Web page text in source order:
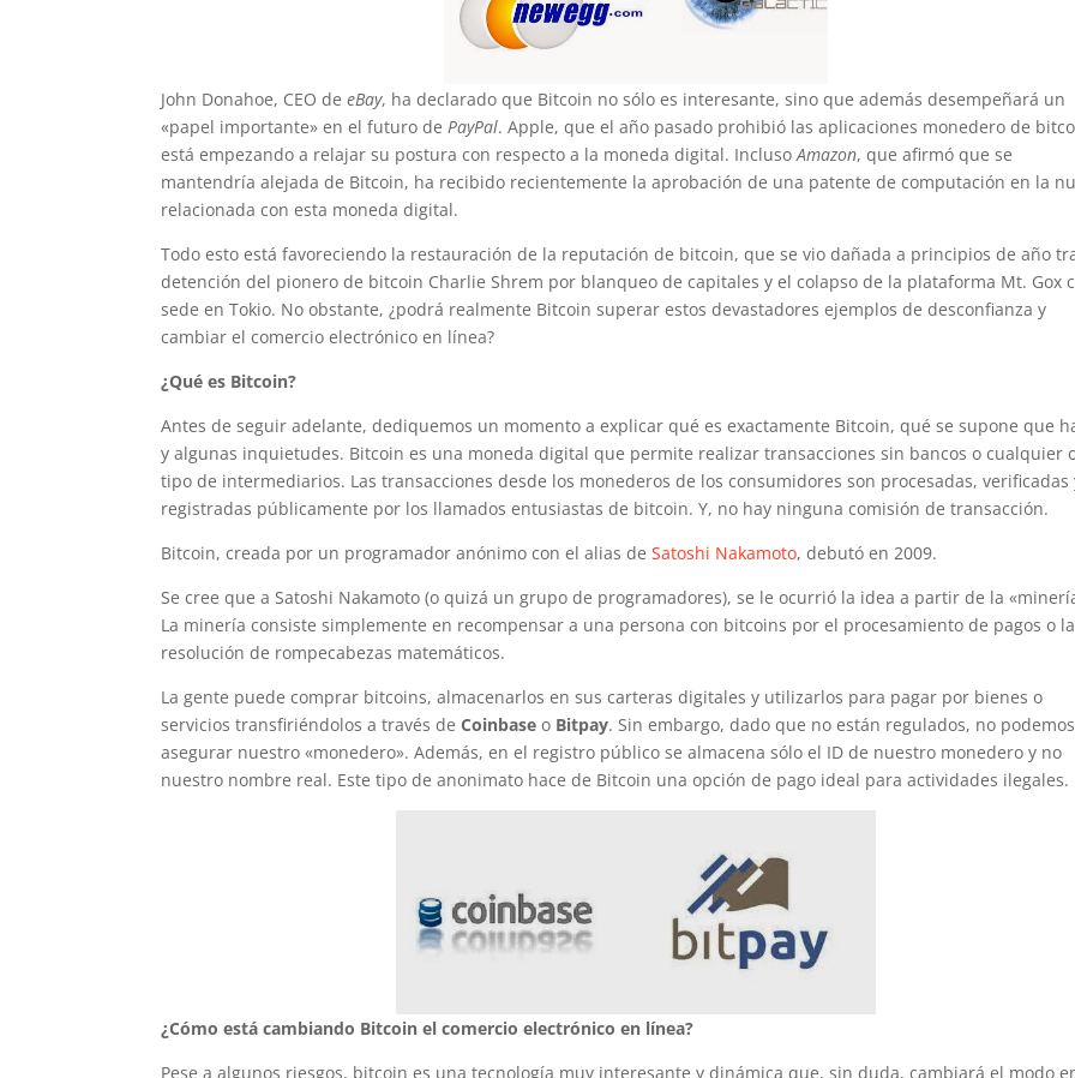
John Donahoe, CEO deeBay, ha declarado que Bitcoin no sólo es interesante, sino que además desempeñará un
«papel importante» en el futuro de PayPal. Apple, que el año pasado prohibió las aplicaciones monedero de
está empezando a relajar su postura con respecto a la moneda digital. InclusoAmazon, que afirmó que se
mantendría alejada de Bitcoin, ha recibido recientemente la aprobación de una patente de computación en la
relacionada con esta moneda digital.
Todo esto está favoreciendo la restauración de la reputación de bitcoin, que se vio dañada a principios de año
detención del pionero de bitcoin Charlie Shrem por blanqueo de capitales y el colapso de la plataforma Mt. Gox
sede en Tokio. No obstante, ¿podrá realmente Bitcoin superar estos devastadores ejemplos de desconfianza y
cambiar el comercio electrónico en línea?
¿Qué es Bitcoin?
Antes de seguir adelante, dediquemos un momento a explicar qué es exactamente Bitcoin, qué se supone que
y algunas inquietudes. Bitcoin es una moneda digital que permite realizar transacciones sin bancos o cualquier
tipo de intermediarios. Las transacciones desde los monederos de los consumidores son procesadas, verificadas
registradas públicamente por los llamados entusiastas de bitcoin. Y, no hay ninguna comisión de transacción.
Bitcoin, creada por un programador anónimo con el alias deSatoshi Nakamoto, debutó en 2009.
Se cree que a Satoshi Nakamoto (o quizá un grupo de programadores), se le ocurrió la idea a partir de la
La minería consiste simplemente en recompensar a una persona con bitcoins por el procesamiento de pagos o la
resolución de rompecabezas matemáticos.
La gente puede comprar bitcoins, almacenarlos en sus carteras digitales y utilizarlos para pagar por bienes o
servicios transfiriéndolos a través deCoinbase o Bitpay. Sin embargo, dado que no están regulados, no podemos
asegurar nuestro «monedero». Además, en el registro público se almacena sólo el ID de nuestro monedero y no
nuestro nombre real. Este tipo de anonimato hace de Bitcoin una opción de pago ideal para actividades ilegales.
¿Cómo está cambiando Bitcoin el comercio electrónico en línea?
Pese a algunos riesgos, bitcoin es una tecnología muy interesante y dinámica que, sin duda, cambiará el modo